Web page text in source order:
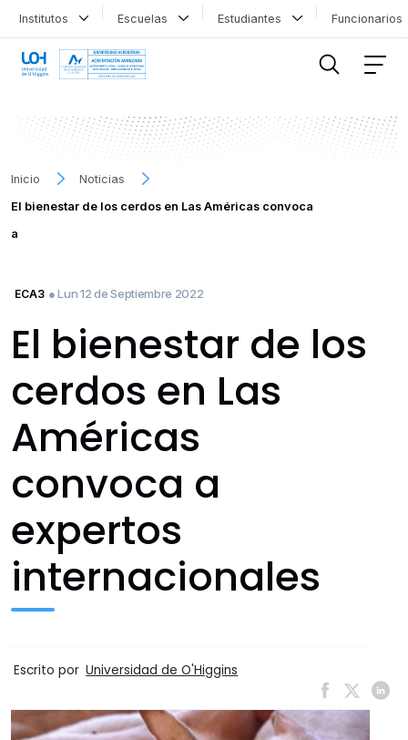
Institutos Escuelas Estudiantes
Inicio
Noticias
El bienestar de los cerdos en Las Américas convoca
a
ECA3 ● Lun 12 de Septiembre 2022
El bienestar de los
cerdos en Las
Américas
convoca a
expertos
internacionales
Escrito por Universidad de O'Higgins